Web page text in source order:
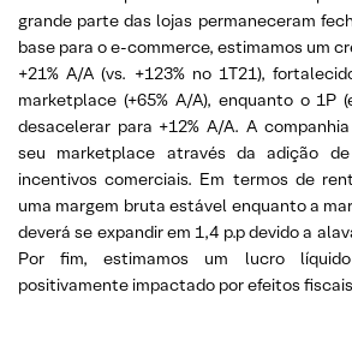
grande parte das lojas permaneceram
base para o e-commerce, estimamos um
+21% A/A (vs. +123% no 1T21),
marketplace (+65% A/A), enquanto o 1P
desacelerar para +12% A/A. A
seu marketplace através da adição
incentivos comerciais. Em termos de
uma margem bruta estável enquanto a
deverá se expandir em 1,4 p.p devido a
Por fim, estimamos um lucro
positivamente impactado por efeitos